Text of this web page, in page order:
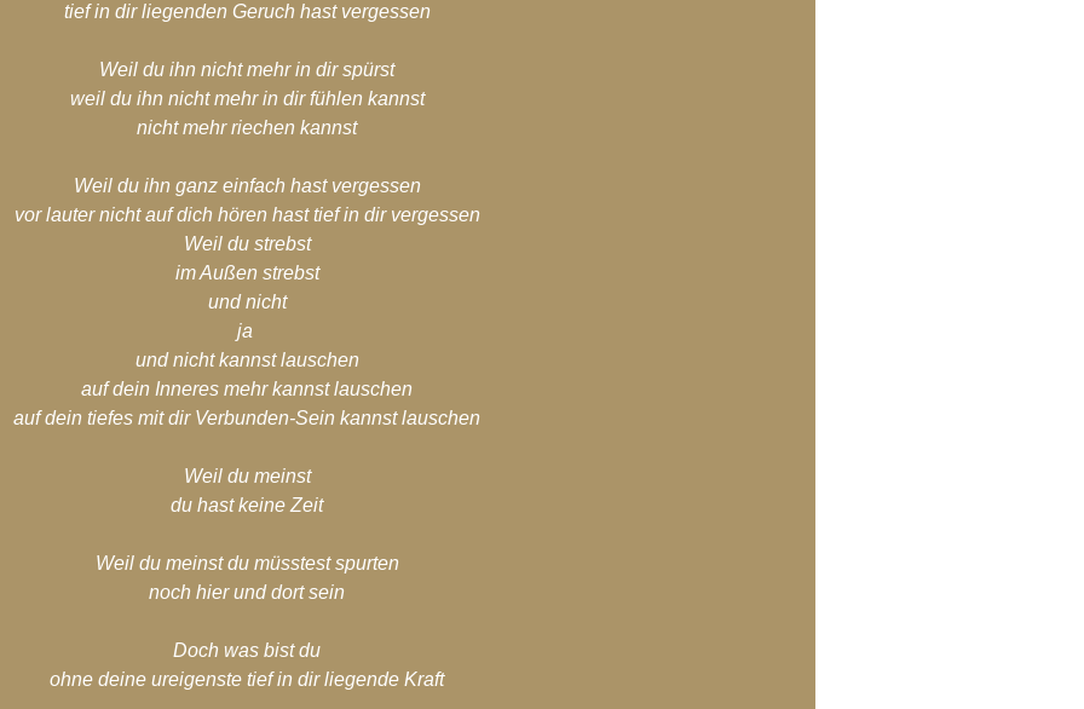
tief in dir liegenden Geruch hast vergessen
Weil du ihn nicht mehr in dir spürst
weil du ihn nicht mehr in dir fühlen kannst
nicht mehr riechen kannst
Weil du ihn ganz einfach hast vergessen
vor lauter nicht auf dich hören hast tief in dir vergessen
Weil du strebst
im Außen strebst
und nicht
ja
und nicht kannst lauschen
auf dein Inneres mehr kannst lauschen
auf dein tiefes mit dir Verbunden-Sein kannst lauschen
Weil du meinst
du hast keine Zeit
Weil du meinst du müsstest spurten
noch hier und dort sein
Doch was bist du
ohne deine ureigenste tief in dir liegende Kraft